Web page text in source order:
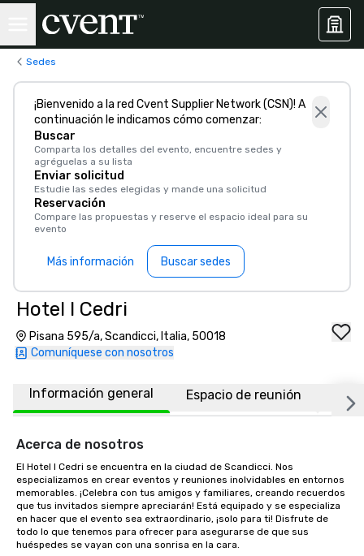
Sedes
¡Bienvenido a la red Cvent Supplier Network (CSN)! A
continuación le indicamos cómo comenzar:
Buscar
Comparta los detalles del evento, encuentre sedes y
agréguelas a su lista
Enviar solicitud
Estudie las sedes elegidas y mande una solicitud
Reservación
Compare las propuestas y reserve el espacio ideal para su
evento
Más información Buscar sedes
Hotel I Cedri
Pisana 595/a, Scandicci, Italia, 50018
Comuníquese con nosotros
Información general Espacio de reunión
Acerca de nosotros
El Hotel I Cedri se encuentra en la ciudad de Scandicci. Nos
especializamos en crear eventos y reuniones inolvidables en entornos
memorables. ¡Celebra con tus amigos y familiares, creando recuerdos
que tus invitados siempre apreciarán! Está equipado y se especializa
en hacer que el evento sea extraordinario, ¡solo para ti! Disfrute de
todo lo que tenemos para ofrecer para asegurarse de que sus
huéspedes se vayan con una sonrisa en la cara.